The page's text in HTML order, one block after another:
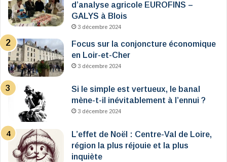
d’analyse agricole EUROFINS –
GALYS à Blois
3 décembre 2024
Focus sur la conjoncture économique
en Loir-et-Cher
3 décembre 2024
Si le simple est vertueux, le banal
mène-t-il inévitablement à l’ennui ?
3 décembre 2024
L’effet de Noël : Centre-Val de Loire,
région la plus réjouie et la plus
inquiète